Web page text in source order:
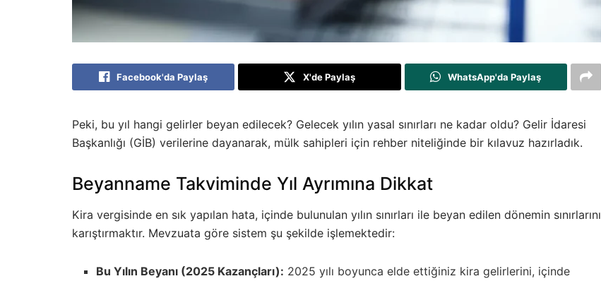
Facebook'da Paylaş X'de Paylaş WhatsApp'da Paylaş
Peki, bu yıl hangi gelirler beyan edilecek? Gelecek yılın yasal sınırları ne kadar oldu? Gelir İdaresi
Başkanlığı (GİB) verilerine dayanarak, mülk sahipleri için rehber niteliğinde bir kılavuz hazırladık.
Beyanname Takviminde Yıl Ayrımına Dikkat
Kira vergisinde en sık yapılan hata, içinde bulunulan yılın sınırları ile beyan edilen dönemin sınırlarını
karıştırmaktır. Mevzuata göre sistem şu şekilde işlemektedir:
Bu Yılın Beyanı (2025 Kazançları): 2025 yılı boyunca elde ettiğiniz kira gelirlerini, içinde